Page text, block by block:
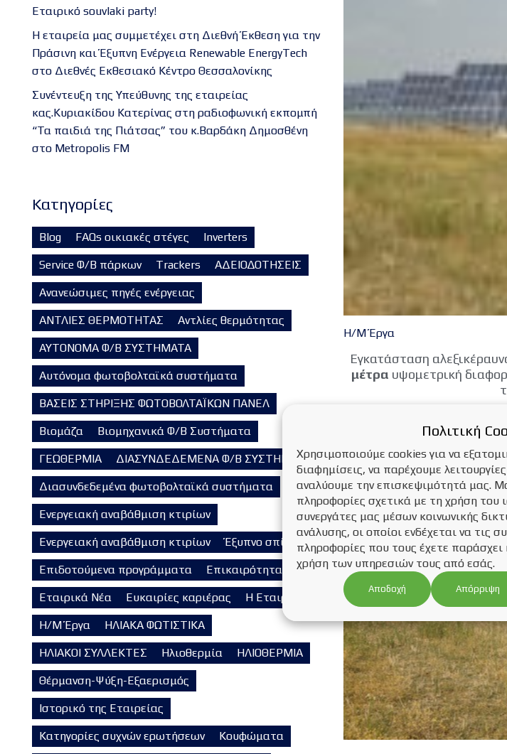
Εταιρικό souvlaki party!
Η εταιρεία μας συμμετέχει στη Διεθνή Έκθεση για την
Πράσινη και Έξυπνη Ενέργεια Renewable EnergyTech
στο Διεθνές Εκθεσιακό Κέντρο Θεσσαλονίκης
Συνέντευξη της Υπεύθυνης της εταιρείας
κας.Κυριακίδου Κατερίνας στη ραδιοφωνική εκπομπή
“Τα παιδιά της Πιάτσας” του κ.Βαρδάκη Δημοσθένη
στο Metropolis FM
Kατηγορίες
Blog FAQs οικιακές στέγες Inverters
Service Φ/Β πάρκων Trackers ΑΔΕΙΟΔΟΤΗΣΕΙΣ
Ανανεώσιμες πηγές ενέργειας
ΑΝΤΛΙΕΣ ΘΕΡΜΟΤΗΤΑΣ Αντλίες θερμότητας
ΑΥΤΟΝΟΜΑ Φ/Β ΣΥΣΤΗΜΑΤΑ
Αυτόνομα φωτοβολταϊκά συστήματα
ΒΑΣΕΙΣ ΣΤΗΡΙΞΗΣ ΦΩΤΟΒΟΛΤΑΪΚΩΝ ΠΑΝΕΛ
Βιομάζα Βιομηχανικά Φ/Β Συστήματα
ΓΕΩΘΕΡΜΙΑ ΔΙΑΣΥΝΔΕΔΕΜΕΝΑ Φ/Β ΣΥΣΤΗΜΑΤΑ
Διασυνδεδεμένα φωτοβολταϊκά συστήματα
Ενεργειακή αναβάθμιση κτιρίων
Ενεργειακή αναβάθμιση κτιρίων Έξυπνο σπίτι
Επιδοτούμενα προγράμματα Επικαιρότητα
Εταιρικά Νέα Ευκαιρίες καριέρας Η Εταιρεία
Η/Μ Έργα ΗΛΙΑΚΑ ΦΩΤΙΣΤΙΚΑ
ΗΛΙΑΚΟΙ ΣΥΛΛΕΚΤΕΣ Ηλιοθερμία ΗΛΙΟΘΕΡΜΙΑ
Θέρμανση-Ψύξη-Εξαερισμός
Ιστορικό της Εταιρείας
Κατηγορίες συχνών ερωτήσεων Κουφώματα
Η/Μ Έργα
Εγκατάσταση
μέτρα υψομετρική
{AG}hm/hm_1{/AG}Πολιτική
Χρησιμοποιούμε cookies για να
διαφημίσεις, να παρέχουμε
αναλύουμε την επισκεψιμότητά μας.
πληροφορίες σχετικά με τη χρήση του
συνεργάτες μας μέσων κοινωνικής
ανάλυσης, οι οποίοι ενδέχεται να τις
πληροφορίες που τους έχετε παράσχει
χρήση των υπηρεσιών τους από εσάς.
Αποδοχή Απόρριψη